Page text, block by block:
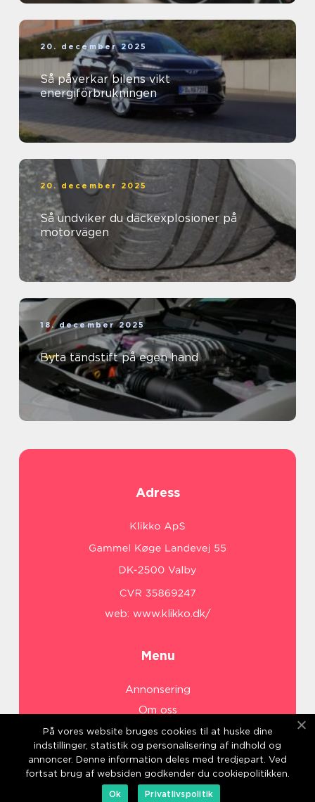
20. december 2025
Så påverkar bilens vikt
energiförbrukningen
20. december 2025
Så undviker du däckexplosioner på
motorvägen
18. december 2025
Byta tändstift på egen hand
Adress
web: www.klikko.dk/
Menu
Annonsering
Om oss
Cookies
Kontakta oss
Sitemap
På vores website bruges cookies til at huske dine
indstillinger, statistik og personalisering af indhold og
annoncer. Denne information deles med tredjepart. Ved
fortsat brug af websiden godkender du cookiepolitikken.
Ok
Privatlivspolitik